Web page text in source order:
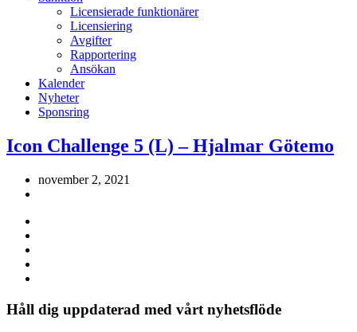
Licensierade funktionärer
Licensiering
Avgifter
Rapportering
Ansökan
Kalender
Nyheter
Sponsring
Icon Challenge 5 (L) – Hjalmar Götemo
november 2, 2021
Håll dig uppdaterad med vårt nyhetsflöde